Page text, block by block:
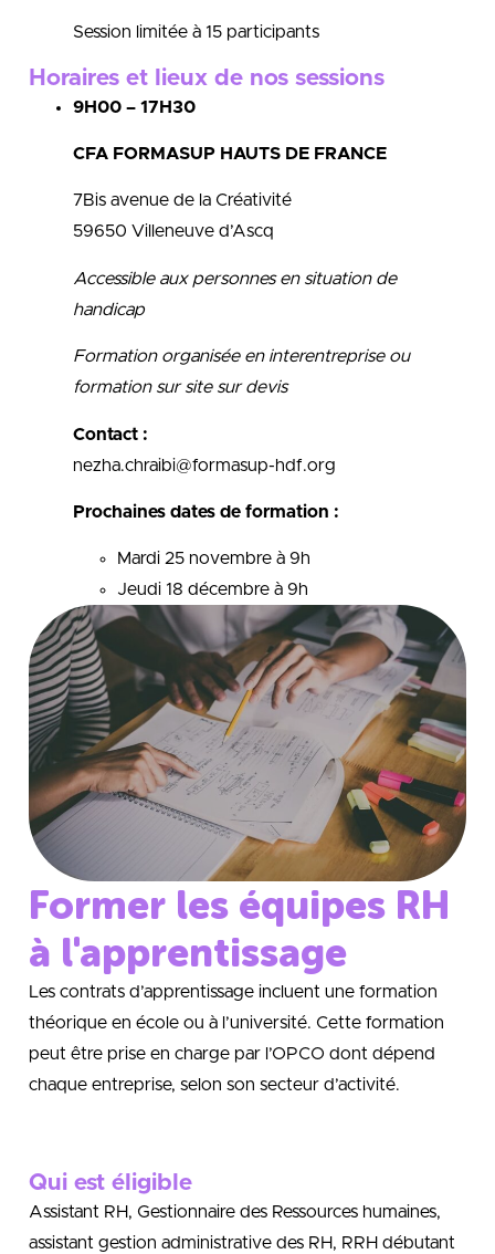
Session limitée à 15 participants
Horaires et lieux de nos sessions
9H00 – 17H30
CFA FORMASUP HAUTS DE FRANCE
7Bis avenue de la Créativité
59650 Villeneuve d’Ascq
Accessible aux personnes en situation de
handicap
Formation organisée en interentreprise ou
formation sur site sur devis
Contact :
nezha.chraibi@formasup-hdf.org
Prochaines dates de formation :
Mardi 25 novembre à 9h
Jeudi 18 décembre à 9h
Former les équipes RH
à l'apprentissage
Les contrats d’apprentissage incluent une formation
théorique en école ou à l’université. Cette formation
peut être prise en charge par l’OPCO dont dépend
chaque entreprise, selon son secteur d’activité.
Qui est éligible
Assistant RH, Gestionnaire des Ressources humaines,
assistant gestion administrative des RH, RRH débutant